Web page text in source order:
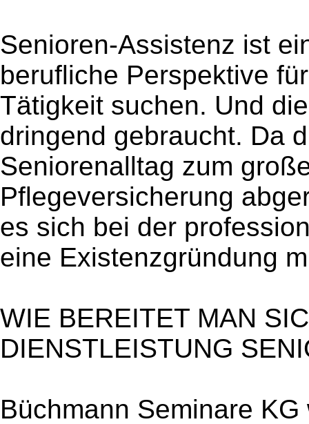
Senioren-Assistenz ist
berufliche Perspektive
Tätigkeit suchen. Und
dringend gebraucht. Da
Seniorenalltag zum
Pflegeversicherung
es sich bei der
eine Existenzgründung
WIE BEREITET MAN
DIENSTLEISTUNG
Büchmann Seminare